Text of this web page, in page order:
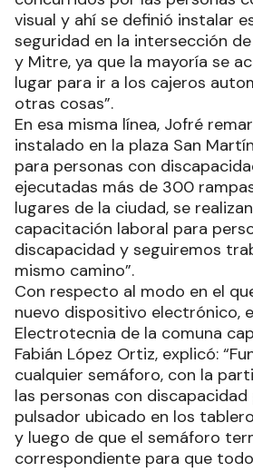
visual y ahí se definió instalar
seguridad en la intersección
y Mitre, ya que la mayoría se
lugar para ir a los cajeros
otras cosas”.
En esa misma línea, Jofré
instalado en la plaza San
para personas con
ejecutadas más de 300
lugares de la ciudad, se
capacitación laboral para
discapacidad y seguiremos
mismo camino”.
Con respecto al modo en el
nuevo dispositivo electrónico,
Electrotecnia de la comuna
Fabián López Ortiz, explicó:
cualquier semáforo, con la
las personas con
pulsador ubicado en los
y luego de que el semáforo
correspondiente para que